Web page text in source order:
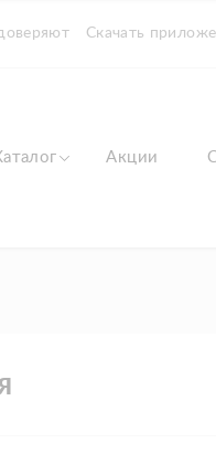
Скачать
Акции